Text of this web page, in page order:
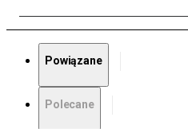
Powiązane
Polecane